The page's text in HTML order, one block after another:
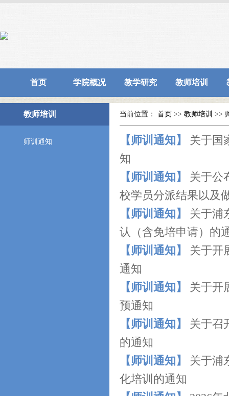
首页 学院概况 教学研究 教师培训
教师培训
师训通知
当前位置： 首页 >> 教师培训 >>
【师训通知】
关于国
知
【师训通知】
关于公
校学员分派结果以及
【师训通知】
关于浦
认（含免培申请）的
【师训通知】
关于开
通知
【师训通知】
关于开
预通知
【师训通知】
关于召
的通知
【师训通知】
关于浦
化培训的通知